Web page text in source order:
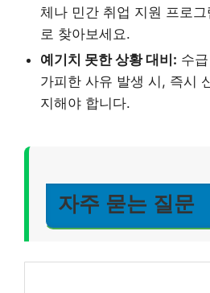
체나 민간 취업 지원 프로
로 찾아보세요.
예기치 못한 상황 대비: 수
가피한 사유 발생 시, 즉시
지해야 합니다.
자주 묻는 질문